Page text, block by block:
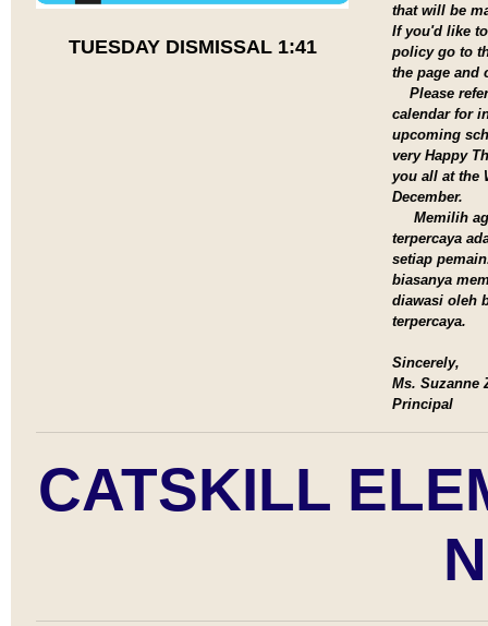
TUESDAY DISMISSAL 1:41
that will be
If you'd like
policy go to
the page and
Please
calendar for
upcoming
very Happy
you all at the
December.
Memilih
terpercaya
setiap
biasanya
diawasi oleh
terpercaya.
Sincerely,
Ms. Suzanne
Principal
CATSKILL